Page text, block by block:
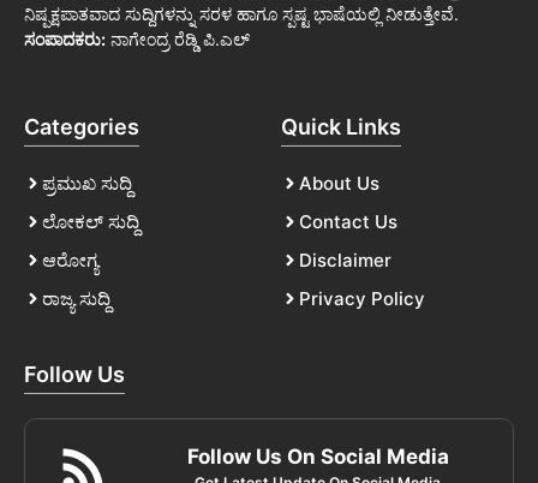
ನಿಷ್ಪಕ್ಷಪಾತವಾದ ಸುದ್ದಿಗಳನ್ನು ಸರಳ ಹಾಗೂ ಸ್ಪಷ್ಟ ಭಾಷೆಯಲ್ಲಿ ನೀಡುತ್ತೇವೆ.
ಸಂಪಾದಕರು: ನಾಗೇಂದ್ರ ರೆಡ್ಡಿ ಪಿ.ಎಲ್
Categories
ಪ್ರಮುಖ ಸುದ್ದಿ
ಲೋಕಲ್ ಸುದ್ದಿ
ಆರೋಗ್ಯ
ರಾಜ್ಯ ಸುದ್ದಿ
Quick Links
About Us
Contact Us
Disclaimer
Privacy Policy
Follow Us
Follow Us On Social Media